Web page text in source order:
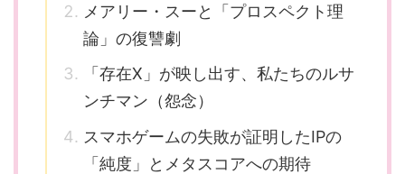
メアリー・スーと「プロスペクト理
論」の復讐劇
「存在X」が映し出す、私たちのルサ
ンチマン（怨念）
スマホゲームの失敗が証明したIPの
「純度」とメタスコアへの期待